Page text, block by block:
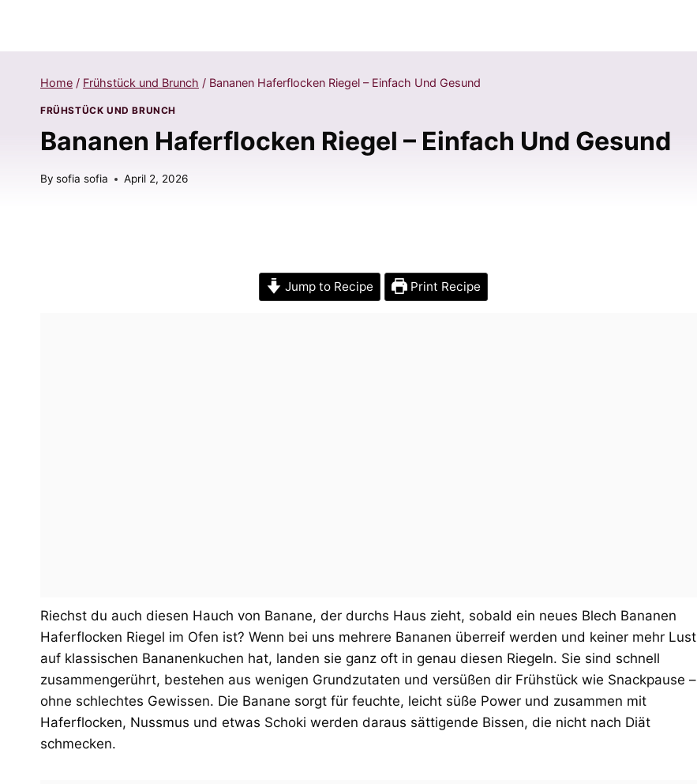
Home / Frühstück und Brunch / Bananen Haferflocken Riegel – Einfach Und Gesund
FRÜHSTÜCK UND BRUNCH
Bananen Haferflocken Riegel – Einfach Und Gesund
By sofia sofia April 2, 2026
Jump to Recipe Print Recipe
Riechst du auch diesen Hauch von Banane, der durchs Haus zieht, sobald ein neues Blech Bananen
Haferflocken Riegel im Ofen ist? Wenn bei uns mehrere Bananen überreif werden und keiner mehr Lust
auf klassischen Bananenkuchen hat, landen sie ganz oft in genau diesen Riegeln. Sie sind schnell
zusammengerührt, bestehen aus wenigen Grundzutaten und versüßen dir Frühstück wie Snackpause –
ohne schlechtes Gewissen. Die Banane sorgt für feuchte, leicht süße Power und zusammen mit
Haferflocken, Nussmus und etwas Schoki werden daraus sättigende Bissen, die nicht nach Diät
schmecken.